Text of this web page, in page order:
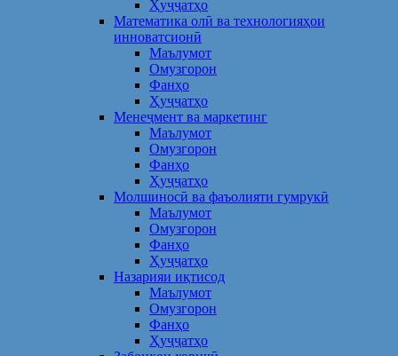
Ҳуҷҷатҳо
Математика олӣ ва технологияҳои
инноватсионӣ
Маълумот
Омузгорон
Фанҳо
Ҳуҷҷатҳо
Менеҷмент ва маркетинг
Маълумот
Омузгорон
Фанҳо
Ҳуҷҷатҳо
Молшиносӣ ва фаъолияти гумрукӣ
Маълумот
Омузгорон
Фанҳо
Ҳуҷҷатҳо
Назарияи иқтисод
Маълумот
Омузгорон
Фанҳо
Ҳуҷҷатҳо